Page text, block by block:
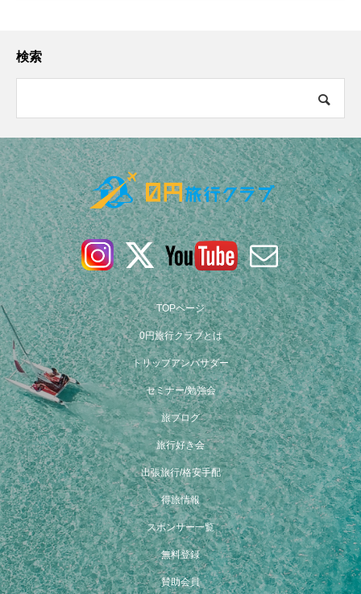
検索
TOPページ
0円旅行クラブとは
トリップアンバサダー
セミナー/勉強会
旅ブログ
旅行好き会
出張旅行/格安手配
得旅情報
スポンサー一覧
無料登録
賛助会員